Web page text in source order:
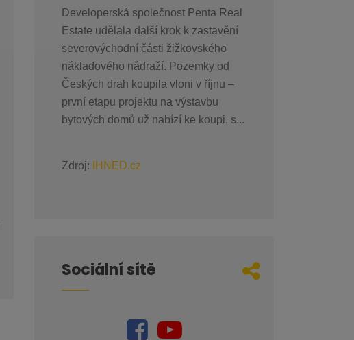
Developerská společnost Penta Real
Estate udělala další krok k zastavění
severovýchodní části žižkovského
nákladového nádraží. Pozemky od
Českých drah koupila vloni v říjnu –
první etapu projektu na výstavbu
bytových domů už nabízí ke koupi, s...
Zdroj: IHNED.cz
Sociální sítě